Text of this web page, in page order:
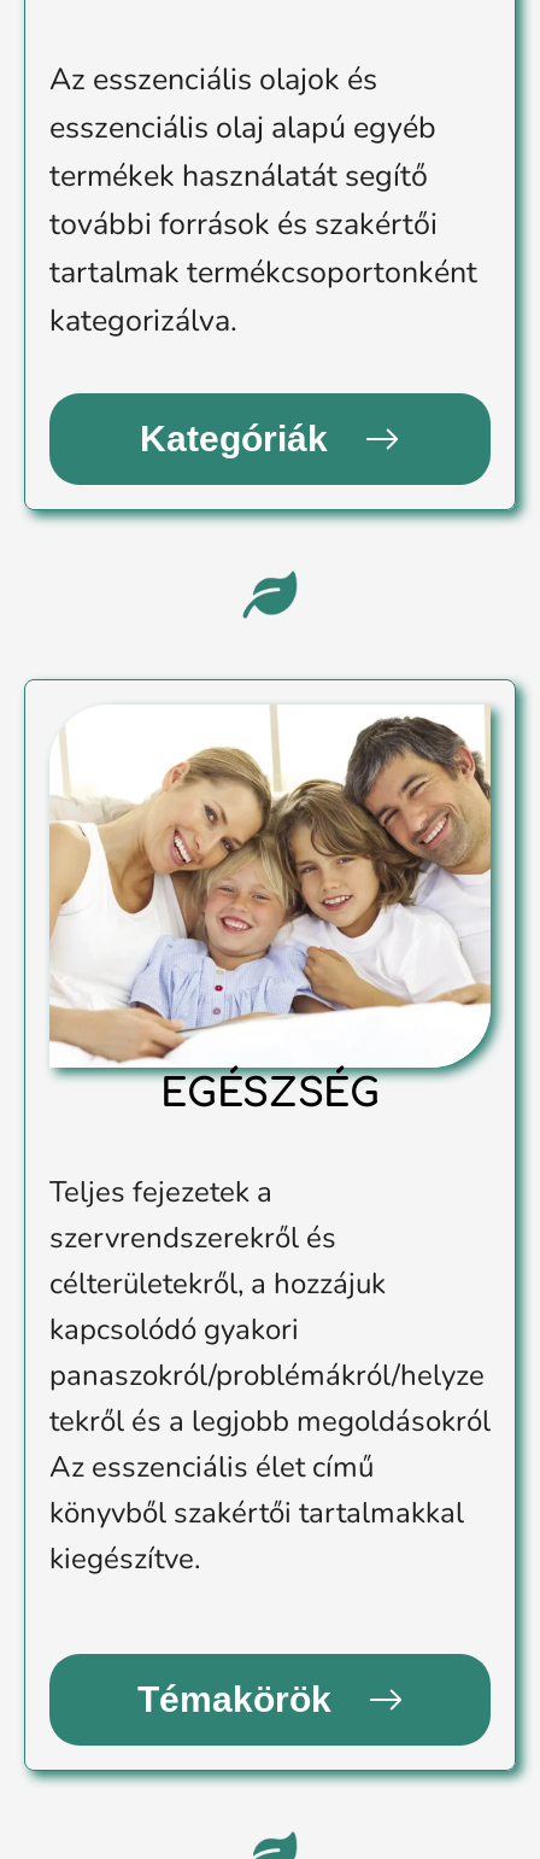
Az esszenciális olajok és
esszenciális olaj alapú egyéb
termékek használatát segítő
további források és szakértői
tartalmak termékcsoportonként
kategorizálva.
Kategóriák
EGÉSZSÉG
Teljes fejezetek a
szervrendszerekről és
célterületekről, a hozzájuk
kapcsolódó gyakori
panaszokról/problémákról/helyze
tekről és a legjobb megoldásokról
Az esszenciális élet című
könyvből szakértői tartalmakkal
kiegészítve.
Témakörök